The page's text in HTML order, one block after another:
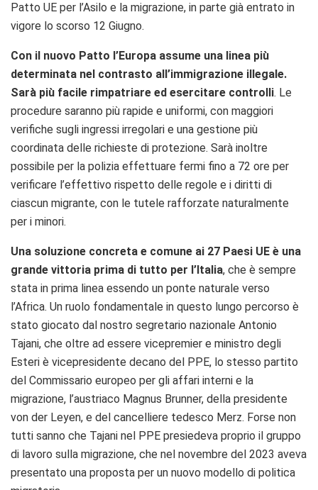
Patto UE per l’Asilo e la migrazione, in parte già entrato in
vigore lo scorso 12 Giugno.
Con il nuovo Patto l’Europa assume una linea più
determinata nel contrasto all’immigrazione illegale.
Sarà più facile rimpatriare ed esercitare controlli. Le
procedure saranno più rapide e uniformi, con maggiori
verifiche sugli ingressi irregolari e una gestione più
coordinata delle richieste di protezione. Sarà inoltre
possibile per la polizia effettuare fermi fino a 72 ore per
verificare l’effettivo rispetto delle regole e i diritti di
ciascun migrante, con le tutele rafforzate naturalmente
per i minori.
Una soluzione concreta e comune ai 27 Paesi UE è una
grande vittoria prima di tutto per l’Italia, che è sempre
stata in prima linea essendo un ponte naturale verso
l’Africa. Un ruolo fondamentale in questo lungo percorso è
stato giocato dal nostro segretario nazionale Antonio
Tajani, che oltre ad essere vicepremier e ministro degli
Esteri è vicepresidente decano del PPE, lo stesso partito
del Commissario europeo per gli affari interni e la
migrazione, l’austriaco Magnus Brunner, della presidente
von der Leyen, e del cancelliere tedesco Merz. Forse non
tutti sanno che Tajani nel PPE presiedeva proprio il gruppo
di lavoro sulla migrazione, che nel novembre del 2023 aveva
presentato una proposta per un nuovo modello di politica